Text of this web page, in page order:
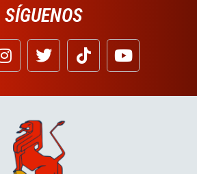
SÍGUENOS